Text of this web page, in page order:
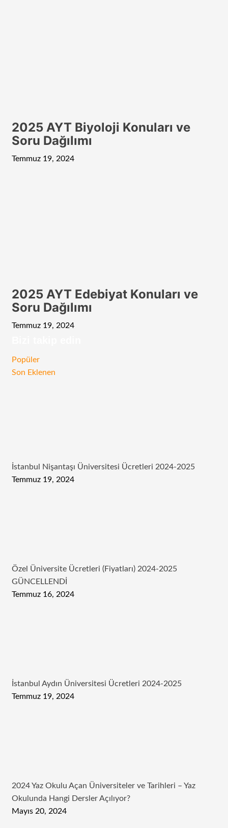
2025 AYT Biyoloji Konuları ve
Soru Dağılımı
Temmuz 19, 2024
2025 AYT Edebiyat Konuları ve
Soru Dağılımı
Temmuz 19, 2024
Popüler
Son Eklenen
İstanbul Nişantaşı Üniversitesi Ücretleri 2024-2025
Temmuz 19, 2024
Özel Üniversite Ücretleri (Fiyatları) 2024-2025
GÜNCELLENDİ
Temmuz 16, 2024
İstanbul Aydın Üniversitesi Ücretleri 2024-2025
Temmuz 19, 2024
2024 Yaz Okulu Açan Üniversiteler ve Tarihleri – Yaz
Okulunda Hangi Dersler Açılıyor?
Mayıs 20, 2024